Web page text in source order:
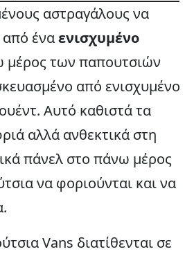
αστραγάλους να
από έναενισχυμένο
μέρος των παπουτσιών
από ενισχυμένο
Αυτό καθιστά τα
αλλά ανθεκτικά στη
πάνελ στο πάνω μέρος
να φοριούνται και να
Vans διατίθενται σε